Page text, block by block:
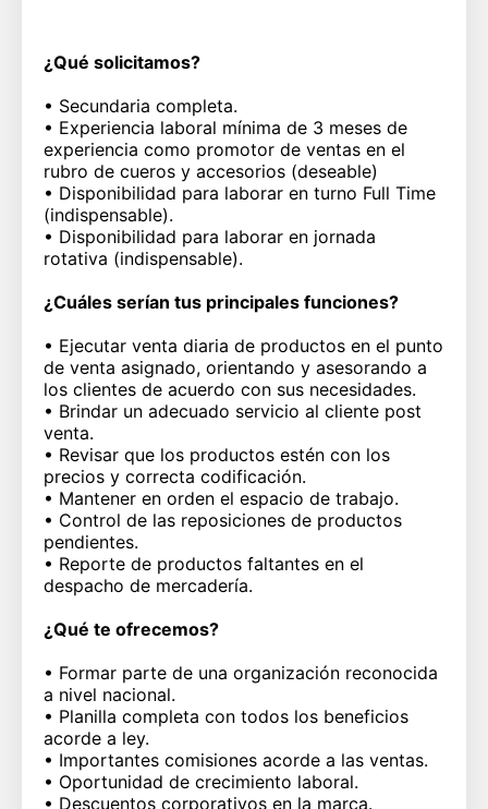
¿Qué solicitamos?
• Secundaria completa.
• Experiencia laboral mínima de 3 meses de
experiencia como promotor de ventas en el
rubro de cueros y accesorios (deseable)
• Disponibilidad para laborar en turno Full Time
(indispensable).
• Disponibilidad para laborar en jornada
rotativa (indispensable).
¿Cuáles serían tus principales funciones?
• Ejecutar venta diaria de productos en el punto
de venta asignado, orientando y asesorando a
los clientes de acuerdo con sus necesidades.
• Brindar un adecuado servicio al cliente post
venta.
• Revisar que los productos estén con los
precios y correcta codificación.
• Mantener en orden el espacio de trabajo.
• Control de las reposiciones de productos
pendientes.
• Reporte de productos faltantes en el
despacho de mercadería.
¿Qué te ofrecemos?
• Formar parte de una organización reconocida
a nivel nacional.
• Planilla completa con todos los beneficios
acorde a ley.
• Importantes comisiones acorde a las ventas.
• Oportunidad de crecimiento laboral.
• Descuentos corporativos en la marca.